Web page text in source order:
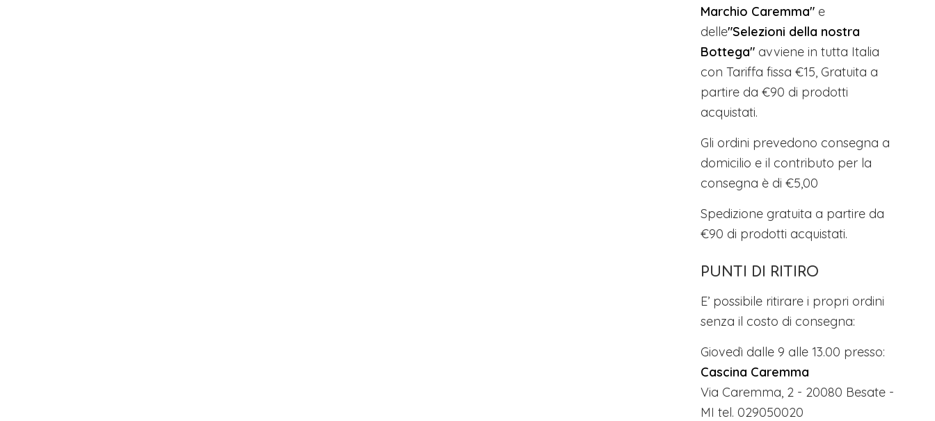
Marchio Caremma" e
delle"Selezioni della nostra
Bottega" avviene in tutta Italia
con Tariffa fissa €15, Gratuita a
partire da €90 di prodotti
acquistati.
Gli ordini prevedono consegna a
domicilio e il contributo per la
consegna è di €5,00
Spedizione gratuita a partire da
€90 di prodotti acquistati.
PUNTI DI RITIRO
E’ possibile ritirare i propri ordini
senza il costo di consegna:
Giovedì dalle 9 alle 13.00 presso:
Cascina Caremma
Via Caremma, 2 - 20080 Besate -
MI tel. 029050020